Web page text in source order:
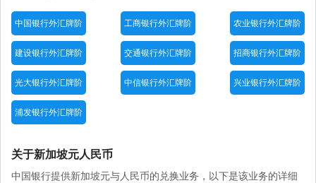
中国银行外汇牌阶 工商银行外汇牌阶 农业银行外汇牌阶
建设银行外汇牌阶 交通银行外汇牌阶 招商银行外汇牌阶
光大银行外汇牌阶 中信银行外汇牌阶 兴业银行外汇牌阶
浦发银行外汇牌阶
关于新加坡元人民币
中国银行提供新加坡元与人民币的兑换业务，以下是该业务的详细